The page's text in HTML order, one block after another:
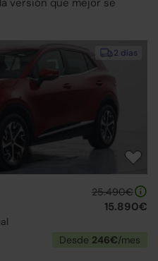
2 días
25.490€
15.890€
Desde 246€/mes